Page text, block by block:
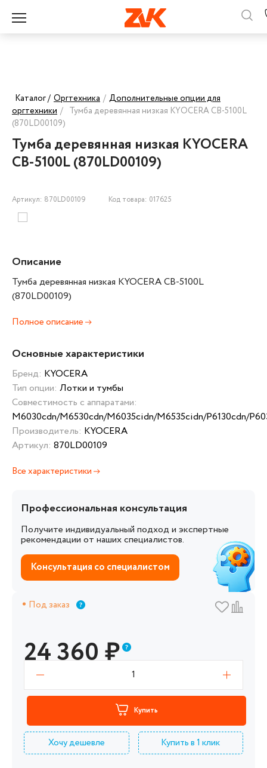
Каталог / Оргтехника / Дополнительные опции для
оргтехники / Тумба деревянная низкая KYOCERA CB-5100L
(870LD00109)
Тумба деревянная низкая KYOCERA
CB-5100L (870LD00109)
Артикул: 870LD00109 Код товара: 017625
Описание
Тумба деревянная низкая KYOCERA CB-5100L
(870LD00109)
Полное описание
Основные характеристики
Бренд: KYOCERA
Тип опции: Лотки и тумбы
Совместимость с аппаратами:
M6030cdn/M6530cdn/M6035cidn/M6535cidn/P6130cdn/
Производитель: KYOCERA
Артикул: 870LD00109
Все характеристики
Профессиональная консультация
Получите индивидуальный подход и экспертные
рекомендации от наших специалистов.
Консультация со специалистом
Под заказ
24 360₽
1
Купить
Хочу дешевле Купить в 1 клик